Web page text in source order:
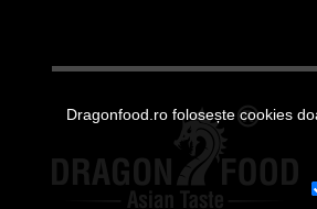
Dragonfood.ro folosește cookies